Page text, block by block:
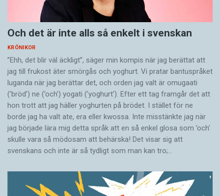
Och det är inte alls så enkelt i svenskan
KRÖNIKOR
”Ehh, det blir väl äckligt”, säger min kompis när jag berättat att
jag till frukost äter smörgås och yoghurt. Vi pratar bantuspråket
luganda när jag berättar det, och orden jag valt är omugaati
(’bröd’) ne (’och’) yogati (’yoghurt’). Efter ett tag framgår det att
hon trott att jag häller yoghurten på brödet. I stället för ne
borde jag ha valt ate, era eller kwossa. Inte misstänkte jag när
jag började lära mig detta språk att en så enkel glosa som ’och’
skulle vara så mödosam att behärska! Det visar sig att
svenskans och inte är så tydligt som man kan tro;…